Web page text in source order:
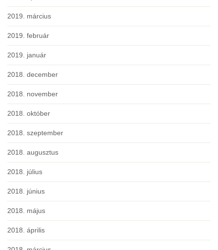
2019. március
2019. február
2019. január
2018. december
2018. november
2018. október
2018. szeptember
2018. augusztus
2018. július
2018. június
2018. május
2018. április